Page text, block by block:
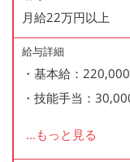
月給22万円以上
給与詳細
・基本給：
・技能手当：
＊残業手当あり（
... もっと見る